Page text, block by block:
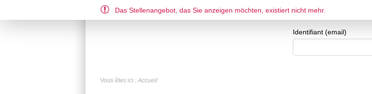
DE EN FR ESPACE CANDIDAT
Identifiant (email)
Vous êtes ici : Accueil
Das Stellenangebot, das Sie anzeigen möchten, existiert nicht mehr.